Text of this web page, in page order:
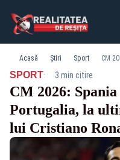
Acasă Știri Sport
SPORT· 3 min citire
CM 2026:
Portugalia, la
lui Cristiano